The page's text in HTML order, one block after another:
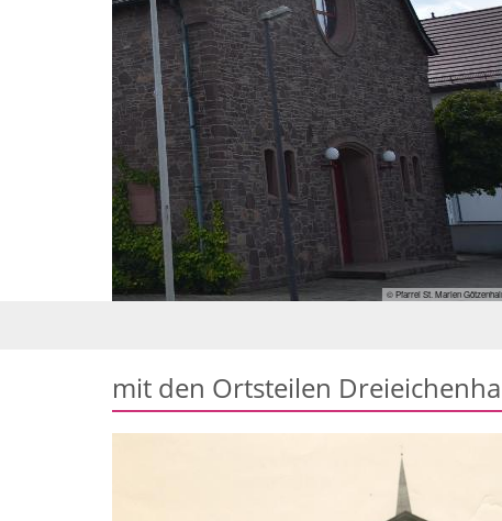
mit den Ortsteilen